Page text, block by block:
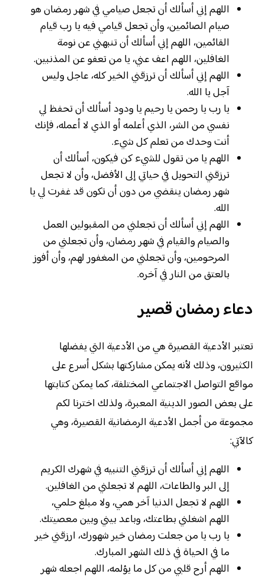
اللهم إني أسألك أن تجعل صيامي في شهر رمضان هو
صيام الصائمين، وأن تجعل قيامي فيه يا رب قيام
القائمين، اللهم إني أسألك أن تنبهني عن نومة
الغافلين، اللهم اعف عني، يا من تعفو عن المذنبين.
اللهم إني أسألك أن ترزقني الخير كله، عاجل وليس
آجل يا الله.
يا رب يا رحمن يا رحيم يا ودود أسألك أن تحفظ لي
نفسي من الشر، الذي أعلمه أو الذي لا أعمله، فإنك
أنت وحدك من تعلم كل شيء.
اللهم يا من تقول للشيء كن فيكون، أسألك أن
ترزقني التحويل في حياتي إلى الأفضل، وأن لا تجعل
شهر رمضان ينقضي من دون أن تكون قد غفرت لي يا
الله.
اللهم إني أسألك أن تجعلني من المقبولين العمل
والصيام والقيام في شهر رمضان، وأن تجعلني من
المرحومين، وأن تجعلني من المغفور لهم، وأن أفوز
بالعتق من النار في آخره.
دعاء رمضان قصير
تعتبر الأدعية القصيرة هي من الأدعية التي يفضلها
الكثيرون، وذلك لأنه يمكن مشاركتها بشكل أسرع على
مواقع التواصل الاجتماعي المختلفة، كما يمكن كتابتها
على بعض الصور الدينية المعبرة، ولذلك اخترنا لكم
مجموعة من أجمل الأدعية الرمضانية القصيرة، وهي
كالآتي:
اللهم إني أسألك أن ترزقني التنبيه في شهرك الكريم
إلى البر والطاعات، اللهم لا تجعلني من الغافلين.
اللهم لا تجعل الدنيا آخر همي، ولا مبلغ حلمي،
اللهم اشغلني بطاعتك، وباعد بيني وبين معصيتك.
يا رب يا من جعلت رمضان خير شهورك، ارزقني خير
ما في الحياة في ذلك الشهر المبارك.
اللهم أرح قلبي من كل ما يؤلمه، اللهم اجعله شهر